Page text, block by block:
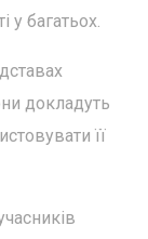
у багатьох.
докладуть
її